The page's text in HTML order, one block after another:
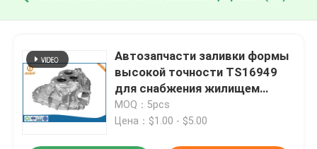
Автозапчасти заливки формы
высокой точности TS16949
для снабжения жилищем
коробки передач
MOQ：5pcs
Цена：$1.00 - $5.00